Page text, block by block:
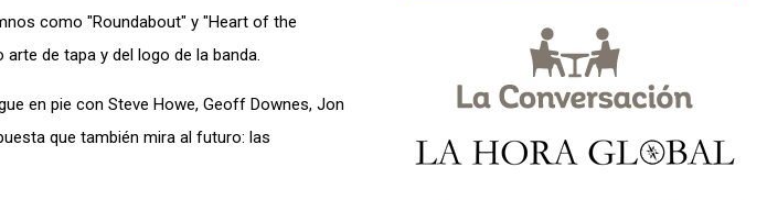
como "Roundabout" y "Heart of the
de tapa y del logo de la banda.
en pie con Steve Howe, Geoff Downes, Jon
que también mira al futuro: las